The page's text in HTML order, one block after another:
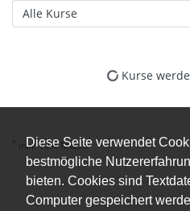
Diese Seite verwendet
bestmögliche
bieten. Cookies sind
Computer gespeichert
Alle Kurse
Kurse
inkl. 19% MwSt.